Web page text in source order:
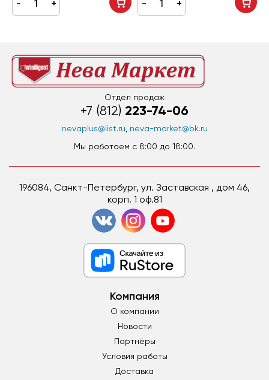
Отдел продаж
+7 (812) 223-74-06
nevaplus@list.ru neva-market@bk.ru
Мы работаем c 8:00 до 18:00.
196084, Санкт-Петербург, ул. Заставская , дом 46,
корп. 1 оф.81
Компания
О компании
Новости
Партнёры
Условия работы
Доставка